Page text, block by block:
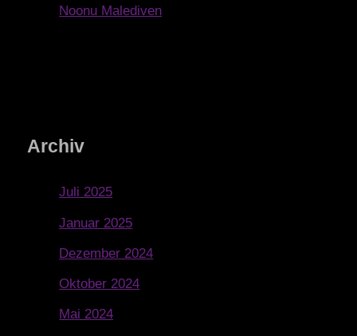
Noonu Malediven
Archiv
Juli 2025
Januar 2025
Dezember 2024
Oktober 2024
Mai 2024